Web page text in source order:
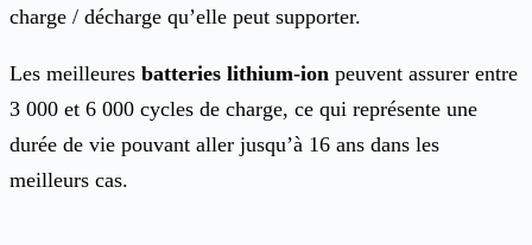
charge / décharge qu’elle peut supporter.
Les meilleures batteries lithium-ion peuvent assurer entre
3 000 et 6 000 cycles de charge, ce qui représente une
durée de vie pouvant aller jusqu’à 16 ans dans les
meilleurs cas.